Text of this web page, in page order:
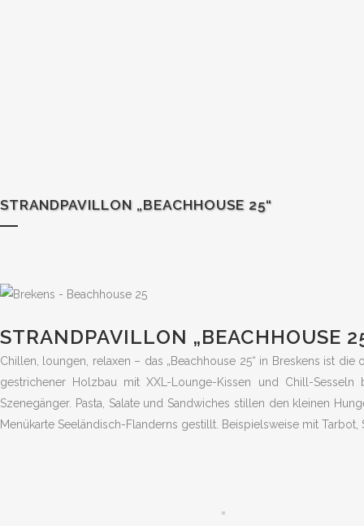
STRANDPAVILLON „BEACHHOUSE 25“
STRANDPAVILLON „BEACHHOUSE
Chillen, loungen, relaxen – das „Beachhouse 25“ in Breskens ist
gestrichener Holzbau mit XXL-Lounge-Kissen und Chill-
Szenegänger. Pasta, Salate und Sandwiches stillen den kleinen
Menükarte Seeländisch-Flanderns gestillt. Beispielsweise mit